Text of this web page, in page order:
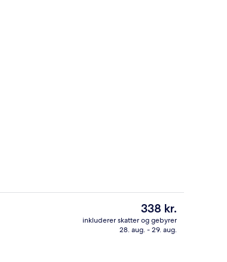
Overnatningsstedets facade
Den
nuværende
pris
338 kr.
inkluderer skatter og gebyrer
28. aug. - 29. aug.